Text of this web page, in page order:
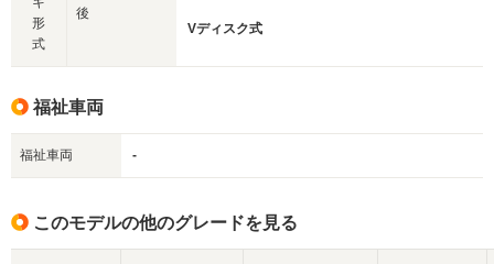
形
式
後
Vディスク式
福祉車両
福祉車両 -
このモデルの他のグレードを見る